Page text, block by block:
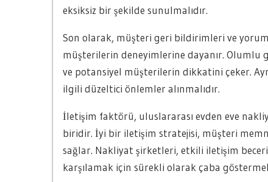
eksiksiz bir şekilde sunulmalıdır.
Son olarak, müşteri geri bildirimleri ve
müşterilerin deneyimlerine dayanır.
ve potansiyel müşterilerin dikkatini çeker.
ilgili düzeltici önlemler alınmalıdır.
İletişim faktörü, uluslararası evden eve
biridir. İyi bir iletişim stratejisi, müşteri
sağlar. Nakliyat şirketleri, etkili iletişim
karşılamak için sürekli olarak çaba